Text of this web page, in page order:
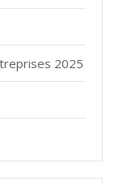
2025